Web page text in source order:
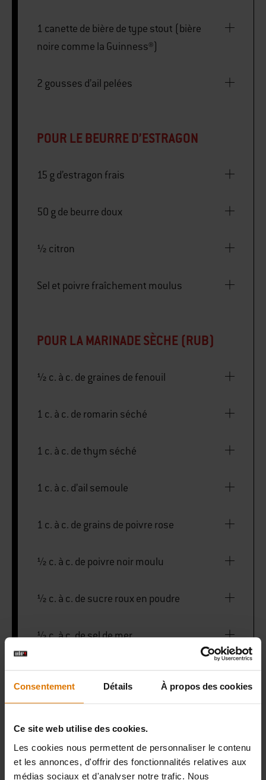
Consentement Détails À propos des cookies
Ce site web utilise des cookies.
Les cookies nous permettent de personnaliser le contenu
et les annonces, d'offrir des fonctionnalités relatives aux
médias sociaux et d'analyser notre trafic. Nous
1 canette de bière de type stout (bière
noire comme la Guinness®)
2 gousses d’ail pelées
POUR LE BEURRE D’ESTRAGON
15 g d’estragon frais
50 g de beurre doux
½ citron
Sel et poivre fraîchement moulus
POUR LA MARINADE SÈCHE (RUB)
½ c. à c. de graines de fenouil
1 c. à c. de romarin séché
1 c. à c. de thym séché
1 c. à c. d’ail semoule
1 c. à c. de grains de poivre rose
½ c. à c. de poivre noir moulu
½ c. à c. de sucre roux en poudre
½ c. à c. de sel de mer
GBS support de cuisson pour poulet
Un mortier
Thermomètre de cuisson